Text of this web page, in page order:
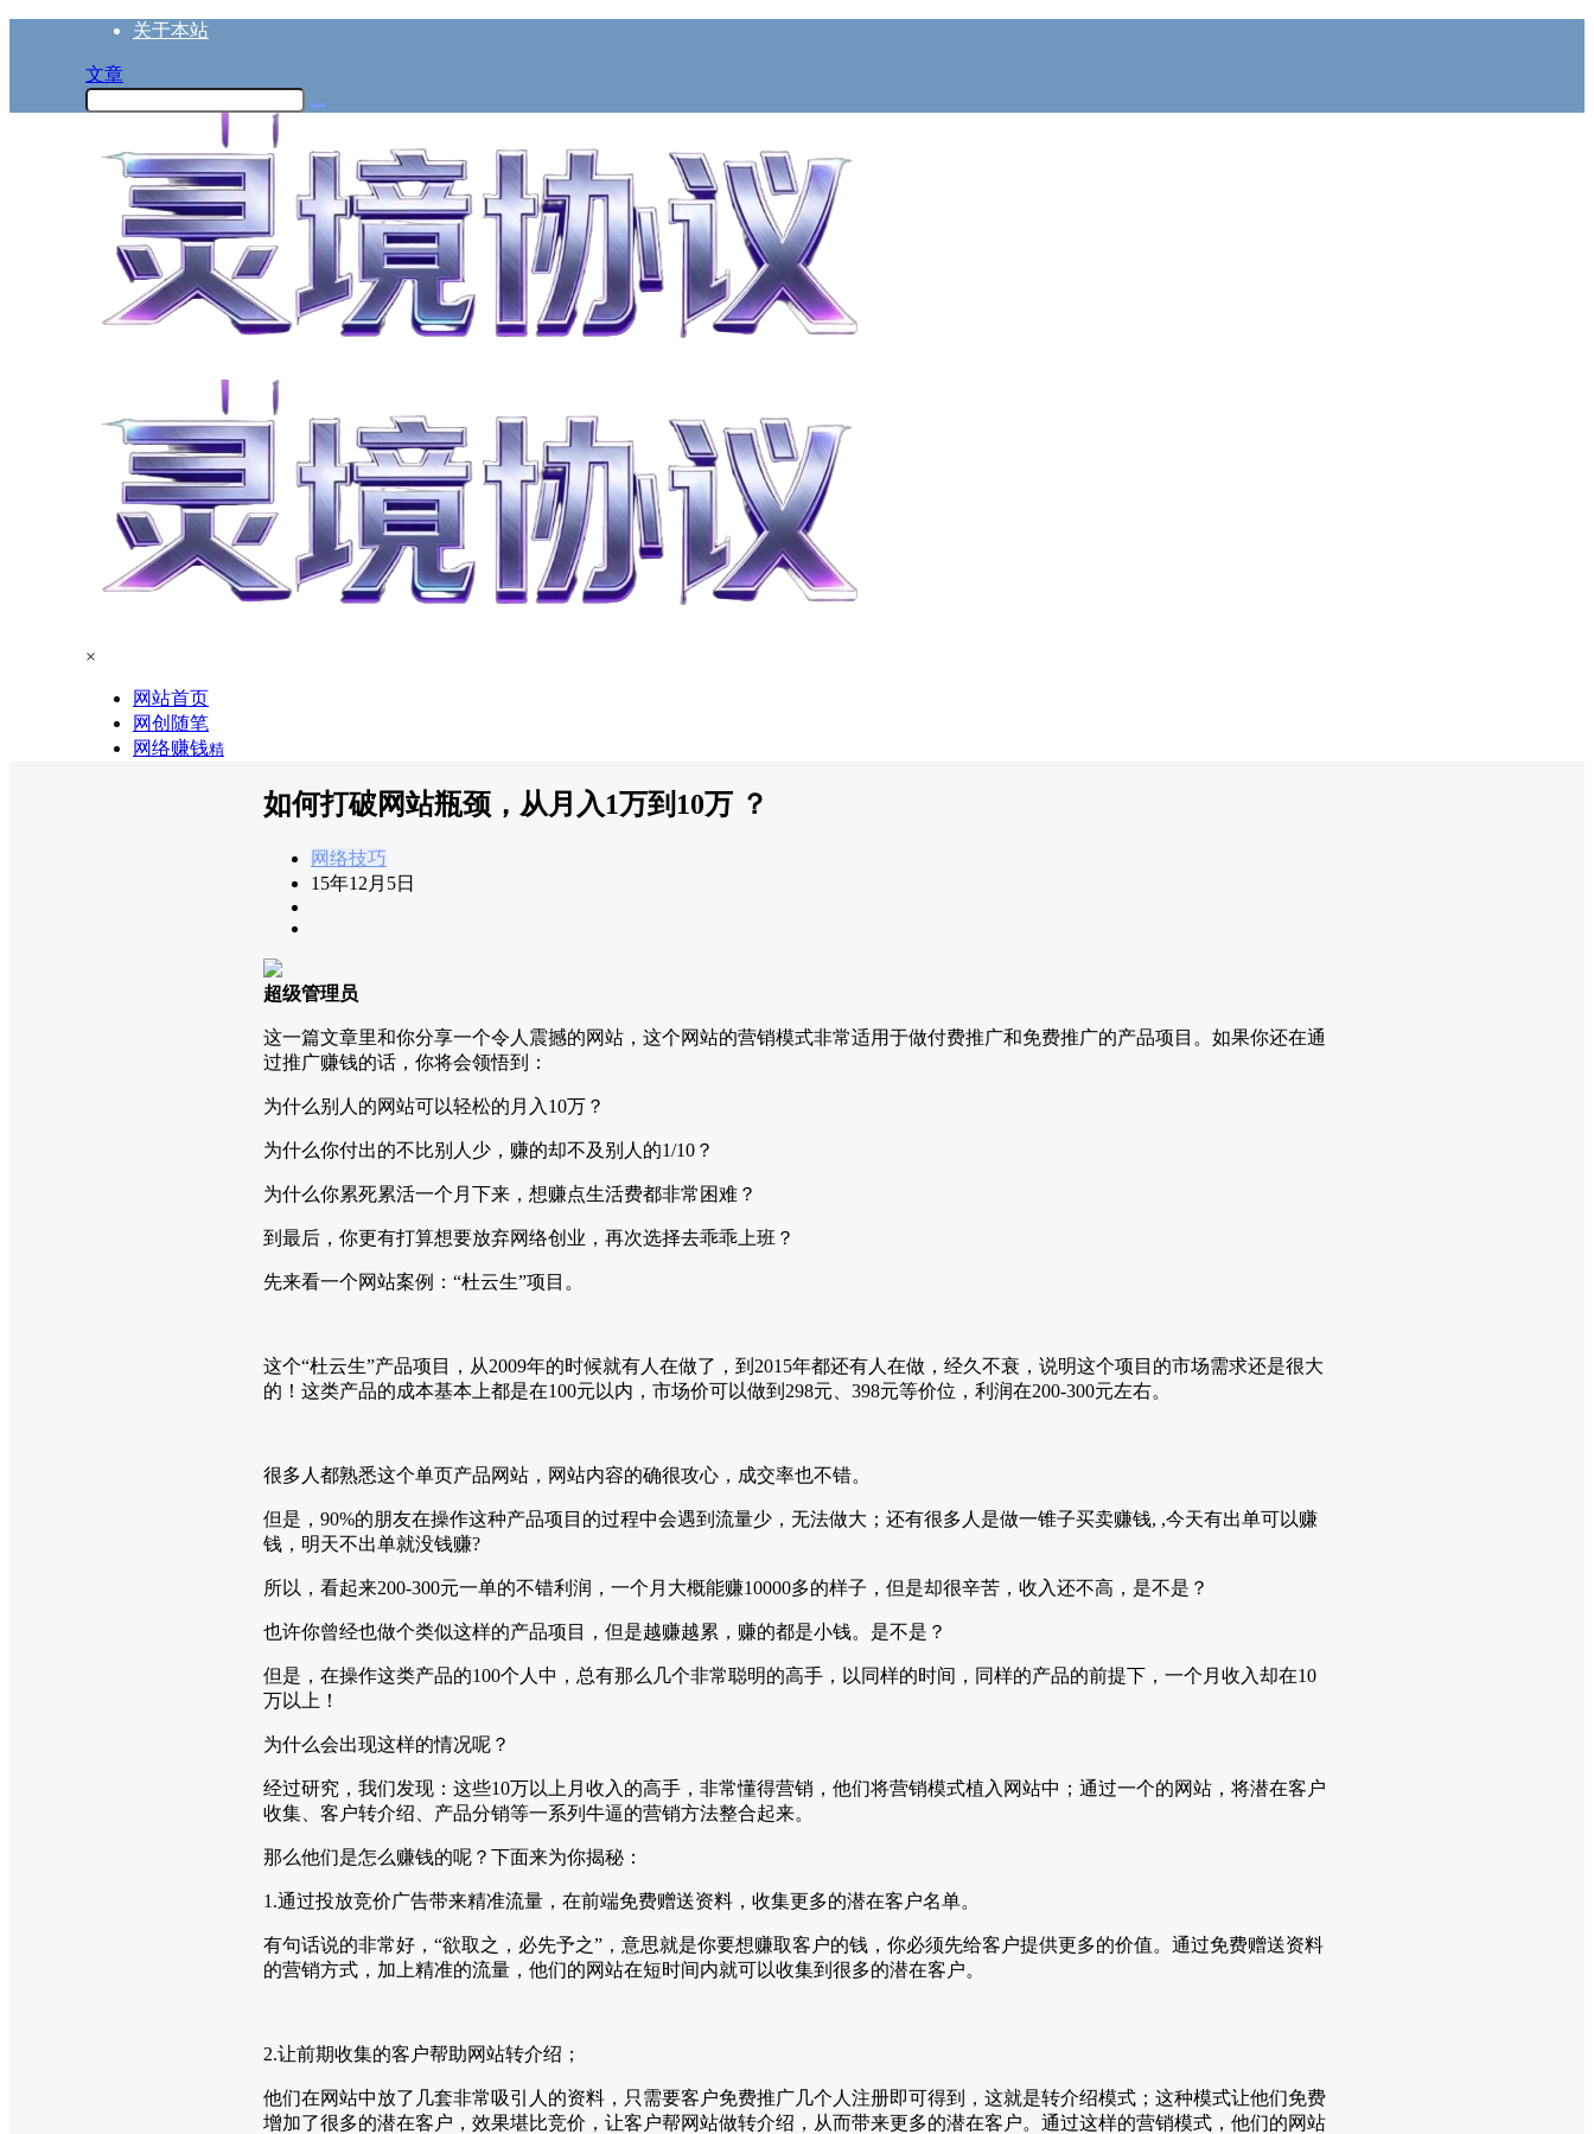
关于本站
文章
×
网站首页
网创随笔
网络赚钱精
如何打破网站瓶颈，从月入1万到10万 ？
网络技巧
15年12月5日
超级管理员
这一篇文章里和你分享一个令人震撼的网站，这个网站的营销模式非常适用于做付费推广和免费推广的产品项目。如果你还在通
过推广赚钱的话，你将会领悟到：
为什么别人的网站可以轻松的月入10万？
为什么你付出的不比别人少，赚的却不及别人的1/10？
为什么你累死累活一个月下来，想赚点生活费都非常困难？
到最后，你更有打算想要放弃网络创业，再次选择去乖乖上班？
先来看一个网站案例：“杜云生”项目。
这个“杜云生”产品项目，从2009年的时候就有人在做了，到2015年都还有人在做，经久不衰，说明这个项目的市场需求还是很大
的！这类产品的成本基本上都是在100元以内，市场价可以做到298元、398元等价位，利润在200-300元左右。
很多人都熟悉这个单页产品网站，网站内容的确很攻心，成交率也不错。
但是，90%的朋友在操作这种产品项目的过程中会遇到流量少，无法做大；还有很多人是做一锥子买卖赚钱, ,今天有出单可以赚
钱，明天不出单就没钱赚?
所以，看起来200-300元一单的不错利润，一个月大概能赚10000多的样子，但是却很辛苦，收入还不高，是不是？
也许你曾经也做个类似这样的产品项目，但是越赚越累，赚的都是小钱。是不是？
但是，在操作这类产品的100个人中，总有那么几个非常聪明的高手，以同样的时间，同样的产品的前提下，一个月收入却在10
万以上！
为什么会出现这样的情况呢？
经过研究，我们发现：这些10万以上月收入的高手，非常懂得营销，他们将营销模式植入网站中；通过一个的网站，将潜在客户
收集、客户转介绍、产品分销等一系列牛逼的营销方法整合起来。
那么他们是怎么赚钱的呢？下面来为你揭秘：
1.通过投放竞价广告带来精准流量，在前端免费赠送资料，收集更多的潜在客户名单。
有句话说的非常好，“欲取之，必先予之”，意思就是你要想赚取客户的钱，你必须先给客户提供更多的价值。通过免费赠送资料
的营销方式，加上精准的流量，他们的网站在短时间内就可以收集到很多的潜在客户。
2.让前期收集的客户帮助网站转介绍；
他们在网站中放了几套非常吸引人的资料，只需要客户免费推广几个人注册即可得到，这就是转介绍模式；这种模式让他们免费
增加了很多的潜在客户，效果堪比竞价，让客户帮网站做转介绍，从而带来更多的潜在客户。通过这样的营销模式，他们的网站